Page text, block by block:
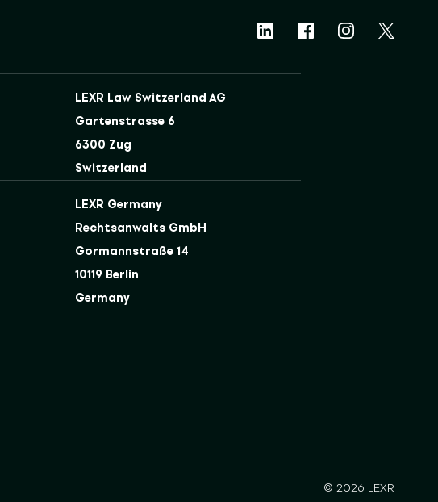
LEXR Law Switzerland AG
Gartenstrasse 6
6300 Zug
Switzerland
LEXR Germany
Rechtsanwalts GmbH
Gormannstraße 14
10119 Berlin
Germany
© 2026 LEXR